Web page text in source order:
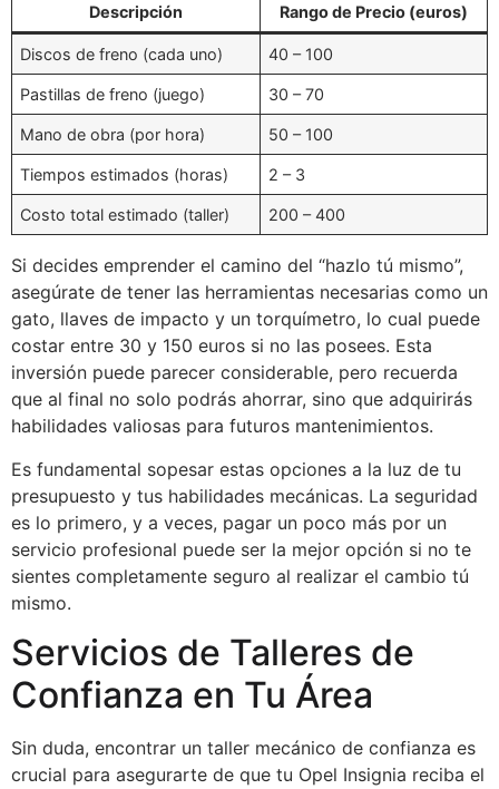
Descripción Rango de Precio (euros)
Discos de freno (cada uno) 40 – 100
Pastillas de freno (juego) 30 – 70
Mano de obra (por hora) 50 – 100
Tiempos estimados (horas) 2 – 3
Costo total estimado (taller) 200 – 400
Si decides emprender el camino del “hazlo tú mismo”,
asegúrate de tener las herramientas necesarias como un
gato, llaves de impacto y un torquímetro, lo cual puede
costar entre 30 y 150 euros si no las posees. Esta
inversión puede parecer considerable, pero recuerda
que al final no solo podrás ahorrar, sino que adquirirás
habilidades valiosas para futuros mantenimientos.
Es fundamental sopesar estas opciones a la luz de tu
presupuesto y tus habilidades mecánicas. La seguridad
es lo primero, y a veces, pagar un poco más por un
servicio profesional puede ser la mejor opción si no te
sientes completamente seguro al realizar el cambio tú
mismo.
Servicios de Talleres de
Confianza en Tu Área
Sin duda, encontrar un taller mecánico de confianza es
crucial para asegurarte de que tu Opel Insignia reciba el